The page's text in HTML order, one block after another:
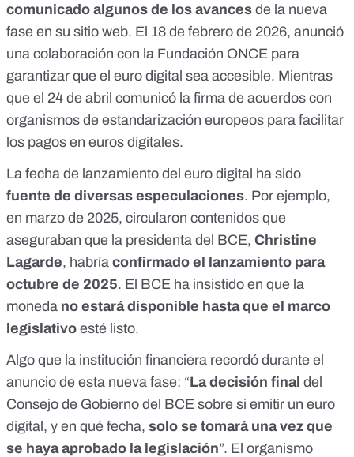
comunicado algunos de los avances de la nueva
fase en su sitio web. El 18 de febrero de 2026, anunció
una colaboración con la Fundación ONCE para
garantizar que el euro digital sea accesible. Mientras
que el 24 de abril comunicó la firma de acuerdos con
organismos de estandarización europeos para facilitar
los pagos en euros digitales.
La fecha de lanzamiento del euro digital ha sido
fuente de diversas especulaciones. Por ejemplo,
en marzo de 2025, circularon contenidos que
aseguraban que la presidenta del BCE, Christine
Lagarde, habría confirmado el lanzamiento para
octubre de 2025. El BCE ha insistido en que la
moneda no estará disponible hasta que el marco
legislativo esté listo.
Algo que la institución financiera recordó durante el
anuncio de esta nueva fase: “La decisión final del
Consejo de Gobierno del BCE sobre si emitir un euro
digital, y en qué fecha, solo se tomará una vez que
se haya aprobado la legislación”. El organismo